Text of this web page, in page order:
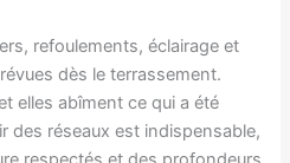
refoulements, éclairage et
dès le terrassement.
elles abîment ce qui a été
des réseaux est indispensable,